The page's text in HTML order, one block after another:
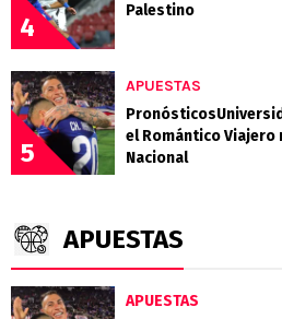
4
Palestino
5
APUESTAS
el Romántico Viajero
Nacional
APUESTAS
APUESTAS